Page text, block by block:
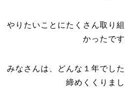
やりたいことにたくさん取り
かったです
みなさんは、どんな１年でし
締めくくりまし